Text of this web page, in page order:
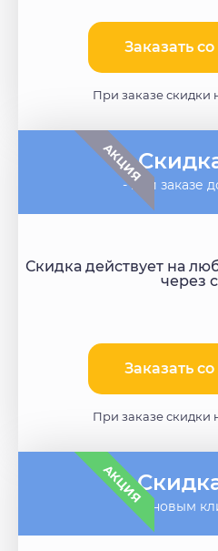
Заказать
При заказе скидки
АКЦИЯ
- при заказе
Скидка действует на
через
Заказать
При заказе скидки
АКЦИЯ
- новым